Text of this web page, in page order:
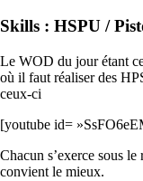
Skills : HSPU /
Le WOD du jour étant
où il faut réaliser des
ceux-ci
[youtube id=
Chacun s’exerce sous
convient le mieux.